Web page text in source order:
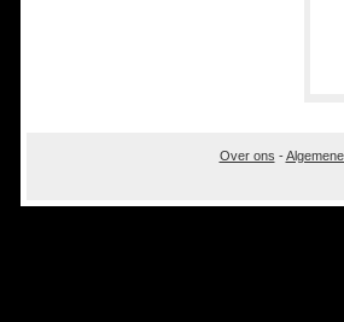
Over ons -